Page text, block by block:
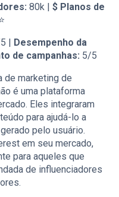
80k | $ Planos de
| Desempenho da
de campanhas: 5/5
de marketing de
é uma plataforma
Eles integraram
para ajudá-lo a
pelo usuário.
em seu mercado,
para aqueles que
de influenciadores